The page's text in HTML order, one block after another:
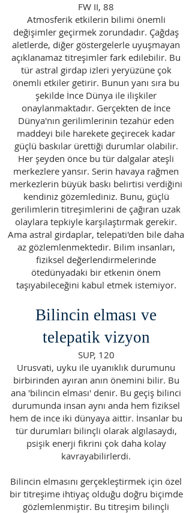
FW II, 88
Atmosferik etkilerin bilimi önemli
değişimler geçirmek zorundadır. Çağdaş
aletlerde, diğer göstergelerle uyuşmayan
açıklanamaz titreşimler fark edilebilir. Bu
tür astral girdap izleri yeryüzüne çok
önemli etkiler getirir. Bunun yanı sıra bu
şekilde İnce Dünya ile ilişkiler
onaylanmaktadır. Gerçekten de İnce
Dünya'nın gerilimlerinin tezahür eden
maddeyi bile harekete geçirecek kadar
güçlü baskılar ürettiği durumlar olabilir.
Her şeyden önce bu tür dalgalar ateşli
merkezlere yansır. Serin havaya rağmen
merkezlerin büyük baskı belirtisi verdiğini
kendiniz gözemlediniz. Bunu, güçlü
gerilimlerin titreşimlerini de çağıran uzak
olaylara tepkiyle karşılaştırmak gerekir.
Ama astral girdaplar, telepati'den bile daha
az gözlemlenmektedir. Bilim insanları,
fiziksel değerlendirmelerinde
ötedünyadaki bir etkenin önem
taşıyabileceğini kabul etmek istemiyor.
Bilincin elması ve
telepatik vizyon
SUP, 120
Urusvati, uyku ile uyanıklık durumunu
birbirinden ayıran anın önemini bilir. Bu
ana 'bilincin elması' denir. Bu geçiş bilinci
durumunda insan aynı anda hem fiziksel
hem de ince iki dünyaya aittir. İnsanlar bu
tür durumları bilinçli olarak algılasaydı,
psişik enerji fikrini çok daha kolay
kavrayabilirlerdi.
Bilincin elmasını gerçekleştirmek için özel
bir titreşime ihtiyaç olduğu doğru biçimde
gözlemlenmiştir. Bu titreşim bilinçli